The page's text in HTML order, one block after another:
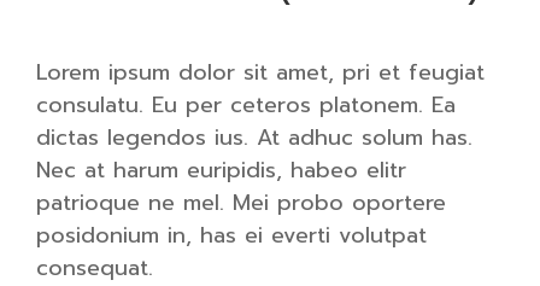
Lorem ipsum dolor sit amet, pri et feugiat
consulatu. Eu per ceteros platonem. Ea
dictas legendos ius. At adhuc solum has.
Nec at harum euripidis, habeo elitr
patrioque ne mel. Mei probo oportere
posidonium in, has ei everti volutpat
consequat.